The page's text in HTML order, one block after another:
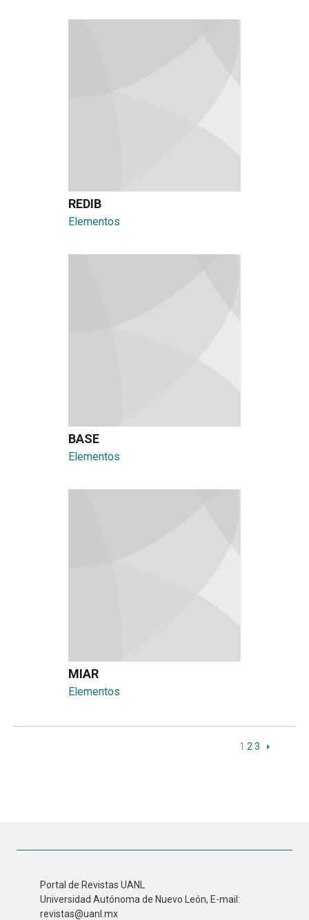
REDIB
Elementos
BASE
Elementos
MIAR
Elementos
1 2 3
Portal de Revistas UANL
Universidad Autónoma de Nuevo León, E-mail:
revistas@uanl.mx